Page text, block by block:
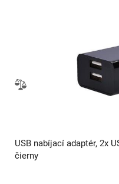
USB nabíjací adaptér, 2x
čierny